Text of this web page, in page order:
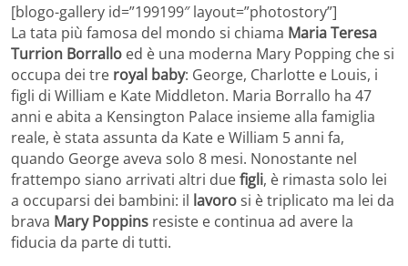
[blogo-gallery id=”199199″ layout=”photostory”]
La tata più famosa del mondo si chiama Maria Teresa
Turrion Borrallo ed è una moderna Mary Popping che si
occupa dei tre royal baby: George, Charlotte e Louis, i
figli di William e Kate Middleton. Maria Borrallo ha 47
anni e abita a Kensington Palace insieme alla famiglia
reale, è stata assunta da Kate e William 5 anni fa,
quando George aveva solo 8 mesi. Nonostante nel
frattempo siano arrivati altri duefigli, è rimasta solo lei
a occuparsi dei bambini: il lavorosi è triplicato ma lei da
brava Mary Poppins resiste e continua ad avere la
fiducia da parte di tutti.